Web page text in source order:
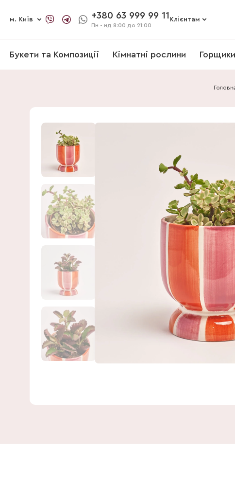
м. Київ +380 63 999 99 11
Пн - нд 8:00 до 21:00
Клієнтам
Букети та Композиції Кімнатні рослини